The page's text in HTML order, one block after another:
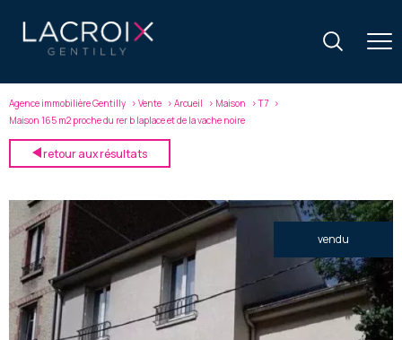
Agence immobilière Gentilly Vente Arcueil Maison
T7
Maison 165 m2 proche du rer b laplace et de la vache noire
retour aux résultats
vendu